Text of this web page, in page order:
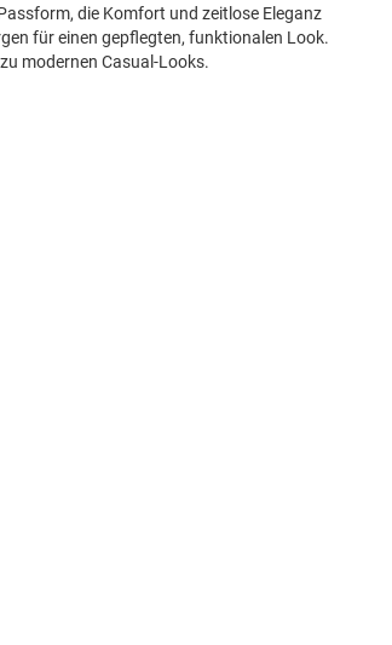
die Komfort und zeitlose Eleganz
für einen gepflegten, funktionalen Look.
modernen Casual-Looks.